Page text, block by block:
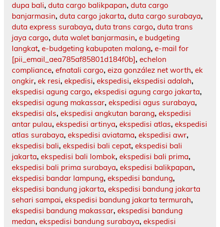
dupa bali, duta cargo balikpapan, duta cargo
banjarmasin, duta cargo jakarta, duta cargo surabaya,
duta express surabaya, duta trans cargo, duta trans
jaya cargo, duta walet banjarmasin, e budgeting
langkat, e-budgeting kabupaten malang, e-mail for
[pii_email_aea785af85801d184f0b], echelon
compliance, efnatali cargo, eiza gonzález net worth, ek
ongkir, ek resi, ekpedisi, ekspedisi, ekspedisi adalah,
ekspedisi agung cargo, ekspedisi agung cargo jakarta,
ekspedisi agung makassar, ekspedisi agus surabaya,
ekspedisi als, ekspedisi angkutan barang, ekspedisi
antar pulau, ekspedisi artinya, ekspedisi atlas, ekspedisi
atlas surabaya, ekspedisi aviatama, ekspedisi awr,
ekspedisi bali, ekspedisi bali cepat, ekspedisi bali
jakarta, ekspedisi bali lombok, ekspedisi bali prima,
ekspedisi bali prima surabaya, ekspedisi balikpapan,
ekspedisi bandar lampung, ekspedisi bandung,
ekspedisi bandung jakarta, ekspedisi bandung jakarta
sehari sampai, ekspedisi bandung jakarta termurah,
ekspedisi bandung makassar, ekspedisi bandung
medan, ekspedisi bandung surabaya, ekspedisi